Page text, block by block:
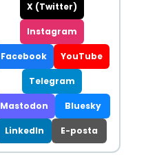
X (Twitter)
Instagram
Facebook YouTube
Telegram
Mastodon Bluesky
LinkedIn E-posta